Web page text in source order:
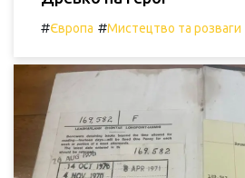
#Європа #Мистецтво та розваги